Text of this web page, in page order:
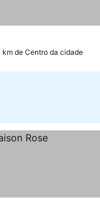
km de Centro da cidade